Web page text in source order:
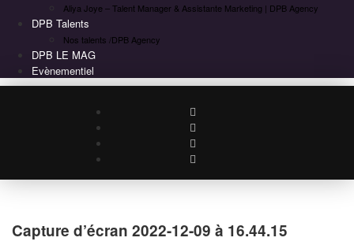
Aliya Joye – Talent Manager & Assistante Marketing | DPB Agency
DPB Talents
Nos talents /DPB Agency
DPB LE MAG
Evènementiel
Capture d’écran 2022-12-09 à 16.44.15